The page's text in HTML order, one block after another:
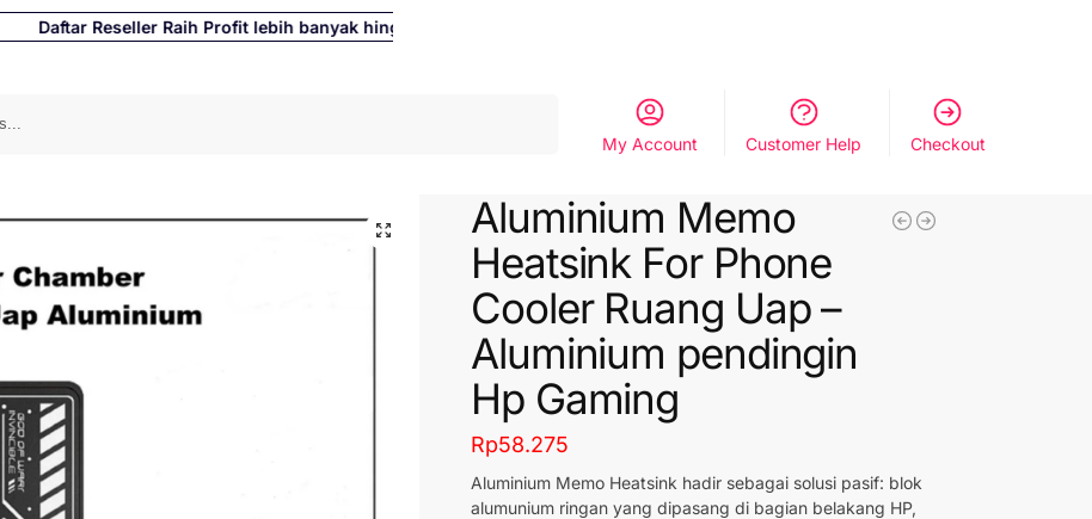
Daftar Reseller Raih Profit lebih banyak hingga 500%
My Account Customer Help Checkout
Aluminium Memo
Heatsink For Phone
Cooler Ruang Uap –
Aluminium pendingin
Hp Gaming
Rp58.275
Aluminium Memo Heatsink hadir sebagai solusi pasif: blok
alumunium ringan yang dipasang di bagian belakang HP,